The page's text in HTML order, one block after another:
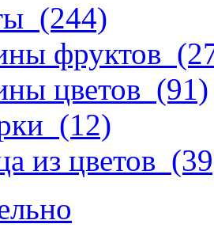
(244)
фруктов
цветов (91)
(12)
из цветов